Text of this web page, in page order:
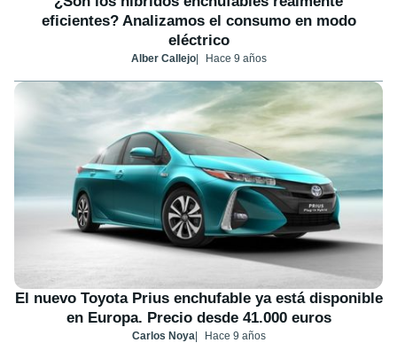
eficientes? Analizamos el consumo en modo
eléctrico
Alber Callejo Hace 9 años
El nuevo Toyota Prius enchufable ya está disponible
en Europa. Precio desde 41.000 euros
Carlos Noya Hace 9 años